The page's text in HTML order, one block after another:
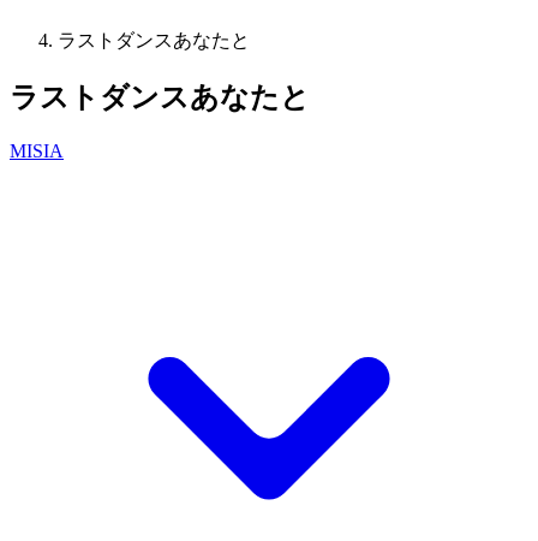
ラストダンスあなたと
ラストダンスあなたと
MISIA